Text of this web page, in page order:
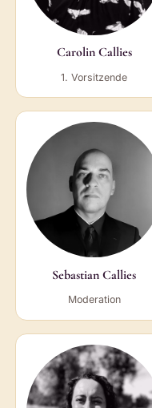
Carolin Callies
1. Vorsitzende
Sebastian Callies
Moderation